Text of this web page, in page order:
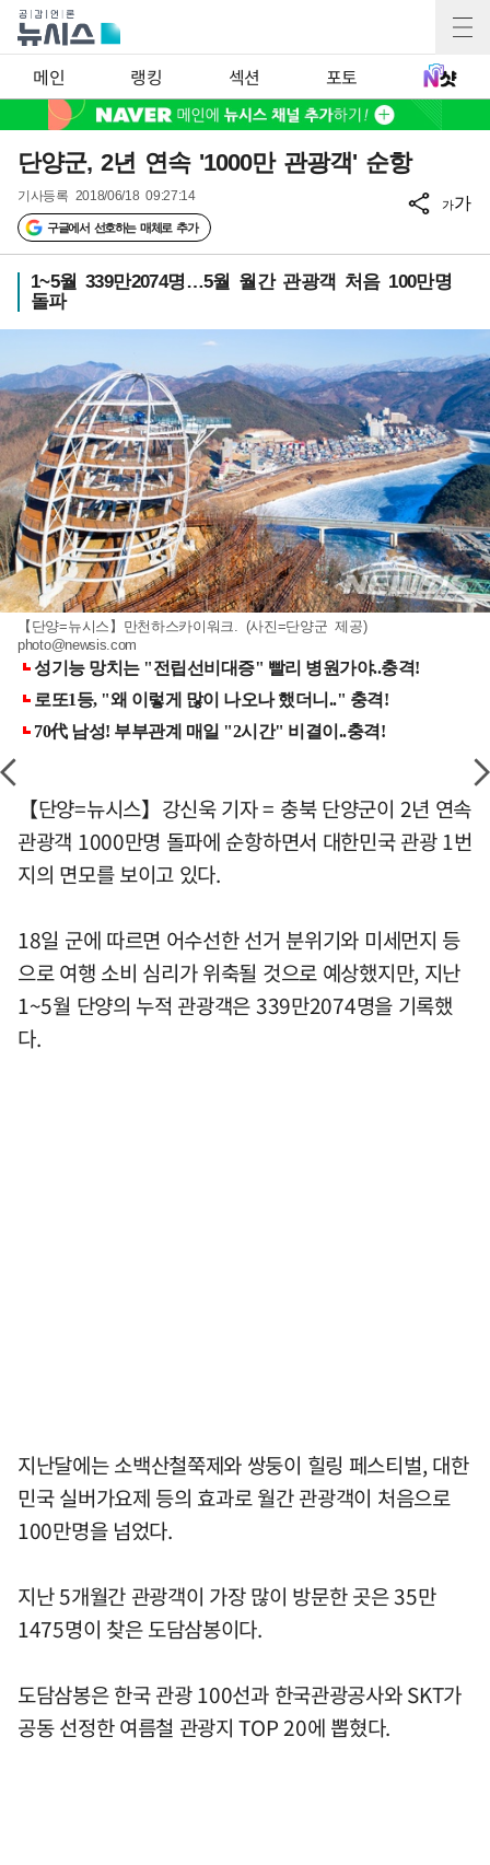
메인 랭킹 섹션 포토
단양군, 2년 연속 '1000만 관광객' 순항
기사등록 2018/06/18 09:27:14
구글에서 선호하는 매체로 추가
가가
1~5월 339만2074명…5월 월간 관광객 처음 100만명
돌파
【단양=뉴시스】만천하스카이워크. (사진=단양군 제공)
photo@newsis.com
【단양=뉴시스】강신욱 기자 = 충북 단양군이 2년 연속
관광객 1000만명 돌파에 순항하면서 대한민국 관광 1번
지의 면모를 보이고 있다.
18일 군에 따르면 어수선한 선거 분위기와 미세먼지 등
으로 여행 소비 심리가 위축될 것으로 예상했지만, 지난
1~5월 단양의 누적 관광객은 339만2074명을 기록했
다.
지난달에는 소백산철쭉제와 쌍둥이 힐링 페스티벌, 대한
민국 실버가요제 등의 효과로 월간 관광객이 처음으로
100만명을 넘었다.
지난 5개월간 관광객이 가장 많이 방문한 곳은 35만
1475명이 찾은 도담삼봉이다.
도담삼봉은 한국 관광 100선과 한국관광공사와 SKT가
공동 선정한 여름철 관광지 TOP 20에 뽑혔다.